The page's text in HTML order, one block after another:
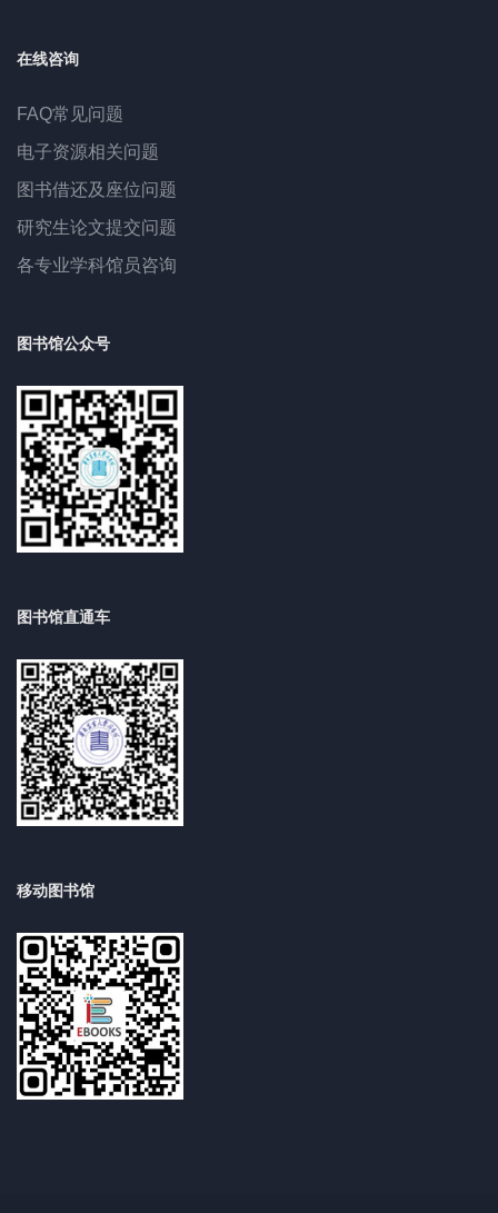
在线咨询
FAQ常见问题
电子资源相关问题
图书借还及座位问题
研究生论文提交问题
各专业学科馆员咨询
图书馆公众号
图书馆直通车
移动图书馆